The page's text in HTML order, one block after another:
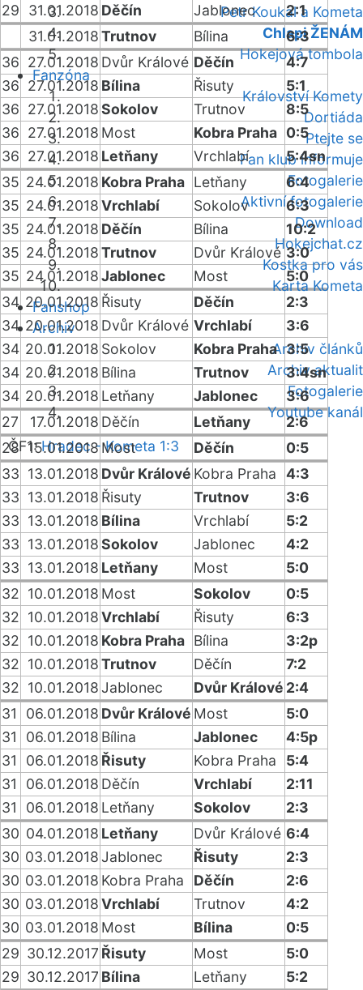
Petr Koukal a Kometa
Chlapi ŽENÁM
Hokejová tombola
Fanzóna
Království Komety
Dortiáda
Ptejte se
Fan klub informuje
Fotogalerie
Aktivní fotogalerie
Download
Hokejchat.cz
Kostka pro vás
Karta Kometa
Fanshop
Archiv
Archiv článků
Archiv aktualit
Fotogalerie
Youtube kanál
ČF1:Hradec - Kometa 1:3
29
31.01.2018 Děčín Jablonec
2:1
31.01.2018Trutnov Bílina
6:3
36 27.01.2018 Dvůr Králové Děčín
4:7
36 27.01.2018 Bílina Řisuty
5:1
36 27.01.2018Sokolov Trutnov
8:5
36 27.01.2018 Most Kobra Praha 0:5
36 27.01.2018 Letňany Vrchlabí
5:4sn
35 24.01.2018 Kobra Praha Letňany
6:4
35 24.01.2018Vrchlabí Sokolov
6:3
35 24.01.2018 Děčín Bílina
10:2
35 24.01.2018Trutnov Dvůr Králové 3:0
35 24.01.2018Jablonec Most
5:0
34 20.01.2018 Řisuty Děčín
2:3
34 20.01.2018 Dvůr Králové Vrchlabí
3:6
34 20.01.2018 Sokolov Kobra Praha 3:5
34 20.01.2018 Bílina Trutnov
3:4sn
34 20.01.2018 Letňany Jablonec
3:6
27
17.01.2018 Děčín Letňany
2:6
28 15.01.2018Most Děčín
0:5
33 13.01.2018 Dvůr Králové Kobra Praha
4:3
33 13.01.2018 Řisuty Trutnov
3:6
33 13.01.2018 Bílina Vrchlabí
5:2
33 13.01.2018Sokolov Jablonec
4:2
33 13.01.2018 Letňany Most
5:0
32 10.01.2018 Most Sokolov
0:5
32 10.01.2018Vrchlabí Řisuty
6:3
32 10.01.2018 Kobra Praha Bílina
3:2p
32 10.01.2018Trutnov Děčín
7:2
32 10.01.2018Jablonec Dvůr Králové 2:4
31
06.01.2018 Dvůr Králové Most
5:0
31
06.01.2018 Bílina Jablonec
4:5p
31
06.01.2018 Řisuty Kobra Praha
5:4
31
06.01.2018 Děčín Vrchlabí
2:11
31
06.01.2018 Letňany Sokolov
2:3
30 04.01.2018 Letňany Dvůr Králové 6:4
30 03.01.2018Jablonec Řisuty
2:3
30 03.01.2018 Kobra Praha Děčín
2:6
30 03.01.2018Vrchlabí Trutnov
4:2
30 03.01.2018 Most Bílina
0:5
29 30.12.2017 Řisuty Most
5:0
29 30.12.2017 Bílina Letňany 5:2